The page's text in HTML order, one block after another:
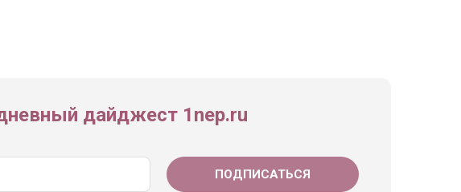
дайджест 1nep.ru